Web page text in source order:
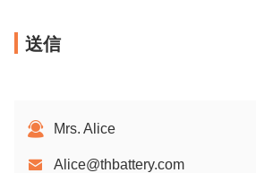
送信
Mrs. Alice
Alice@thbattery.com